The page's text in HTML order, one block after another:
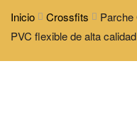
Inicio Crossfits
Parche
PVC flexible de alta calidad